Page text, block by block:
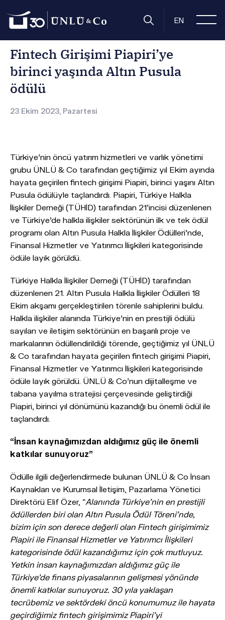
EN
Anasayfa Basın Odası Basın Bültenleri Fintech Girişimi
Fintech Girişimi Piapiri’ye
birinci yaşında Altın Pusula
ödülü
23 Ekim 2023, Pazartesi
Türkiye’nin öncü yatırım hizmetleri ve varlık yönetimi
grubu ÜNLÜ & Co tarafından geçtiğimiz yıl Ekim ayında
hayata geçirilen fintech girişimi Piapiri, birinci yaşını Altın
Pusula ödülüyle taçlandırdı. Piapiri, Türkiye Halkla
İlişkiler Derneği (TÜHİD) tarafından 21’incisi düzenlenen
ve Türkiye’de halkla ilişkiler sektörünün ilk ve tek ödül
programı olan Altın Pusula Halkla İlişkiler Ödülleri’nde,
Finansal Hizmetler ve Yatırımcı İlişkileri kategorisinde
ödüle layık görüldü.
Türkiye Halkla İlişkiler Derneği (TÜHİD) tarafından
düzenlenen 21. Altın Pusula Halkla İlişkiler Ödülleri 18
Ekim akşamı gerçekleştirilen törenle sahiplerini buldu.
Halkla ilişkiler alanında Türkiye'nin en prestijli ödülü
sayılan ve iletişim sektörünün en başarılı proje ve
markalarının ödüllendirildiği törende, geçtiğimiz yıl ÜNLÜ
& Co tarafından hayata geçirilen fintech girişimi Piapiri,
Finansal Hizmetler ve Yatırımcı İlişkileri kategorisinde
ödüle layık görüldü. ÜNLÜ & Co’nun dijitalleşme ve
tabana yayılma stratejisi çerçevesinde geliştirdiği
Piapiri, birinci yıl dönümünü kazandığı bu önemli ödül ile
taçlandırdı.
“İnsan kaynağımızdan aldığımız güç ile önemli
katkılar sunuyoruz”
Ödülle ilgili değerlendirmede bulunan ÜNLÜ & Co İnsan
Kaynakları ve Kurumsal İletişim, Pazarlama Yönetici
Direktörü Elif Özer, “Alanında Türkiye’nin en prestijli
ödüllerden biri olan Altın Pusula Ödül Töreni’nde,
bizim için son derece değerli olan Fintech girişimimiz
Piapiri ile Finansal Hizmetler ve Yatırımcı İlişkileri
kategorisinde ödül kazandığımız için çok mutluyuz.
Yetkin insan kaynağımızdan aldığımız güç ile
Türkiye’de finans piyasalarının gelişmesi yönünde
önemli katkılar sunuyoruz. 30 yıla yaklaşan
tecrübemiz ve sektördeki öncü konumumuz ile hayata
geçirdiğimiz fintech girişimimiz Piapiri’yi